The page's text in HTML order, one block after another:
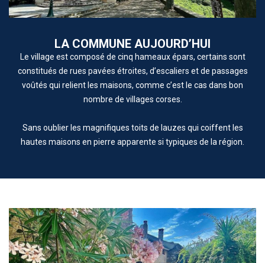
LA COMMUNE AUJOURD’HUI
Le village est composé de cinq hameaux épars, certains sont
constitués de rues pavées étroites, d’escaliers et de passages
voûtés qui relient les maisons, comme c’est le cas dans bon
nombre de villages corses.
Sans oublier les magnifiques toits de lauzes qui coiffent les
hautes maisons en pierre apparente si typiques de la région.